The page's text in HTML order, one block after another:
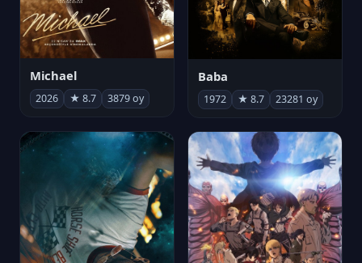
Michael
2026 ★ 8.7 3879 oy
Baba
1972 ★ 8.7 23281 oy